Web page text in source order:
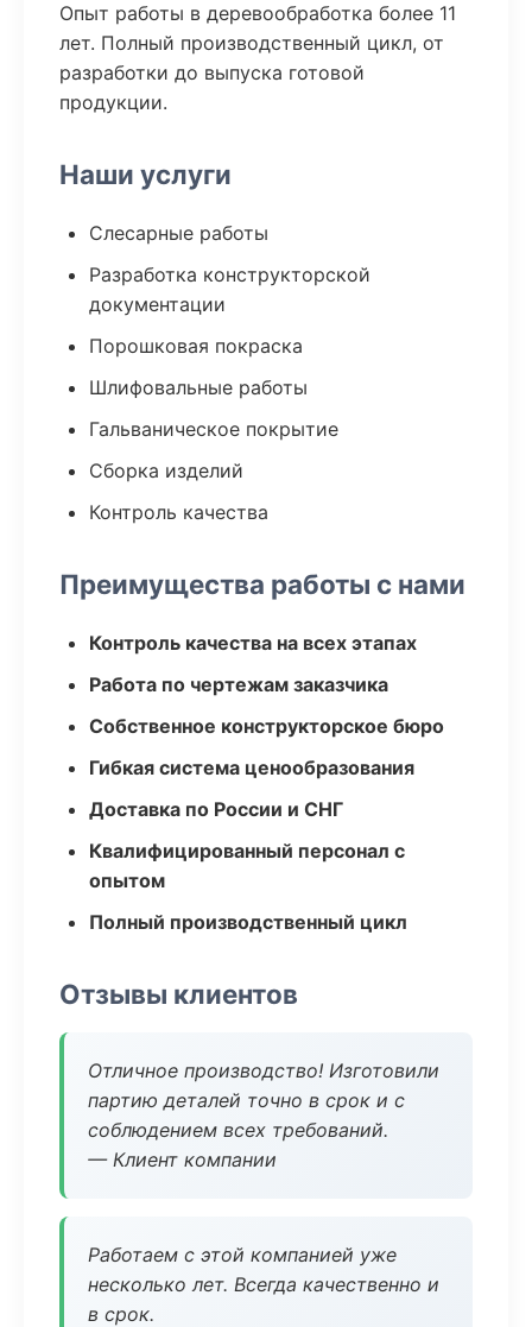
Опыт работы в деревообработка более 11
лет. Полный производственный цикл, от
разработки до выпуска готовой
продукции.
Наши услуги
Слесарные работы
Разработка конструкторской
документации
Порошковая покраска
Шлифовальные работы
Гальваническое покрытие
Сборка изделий
Контроль качества
Преимущества работы с нами
Контроль качества на всех этапах
Работа по чертежам заказчика
Собственное конструкторское бюро
Гибкая система ценообразования
Доставка по России и СНГ
Квалифицированный персонал с
опытом
Полный производственный цикл
Отзывы клиентов
Отличное производство! Изготовили
партию деталей точно в срок и с
соблюдением всех требований.
— Клиент компании
Работаем с этой компанией уже
несколько лет. Всегда качественно и
в срок.